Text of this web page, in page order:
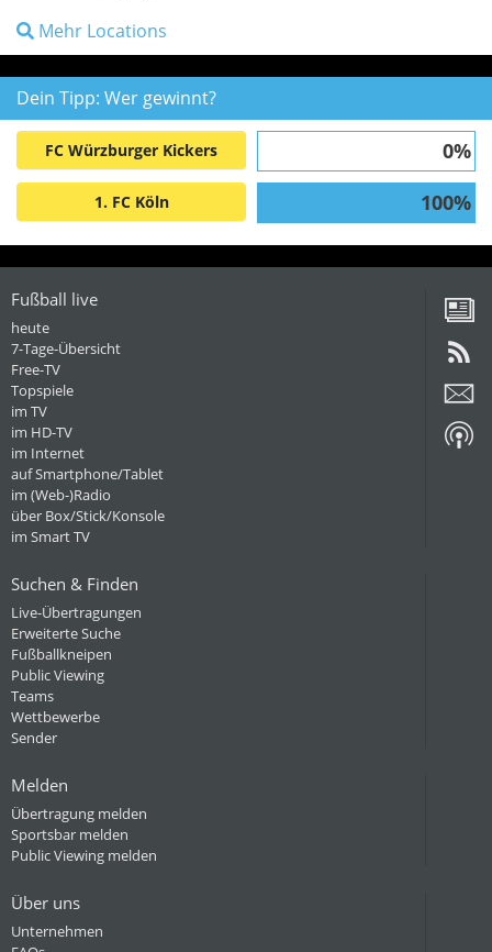
Mehr Locations
Dein Tipp: Wer gewinnt?
FC Würzburger Kickers 0%
1. FC Köln 100%
Fußball live
heute
7-Tage-Übersicht
Free-TV
Topspiele
im TV
im HD-TV
im Internet
auf Smartphone/Tablet
im (Web-)Radio
über Box/Stick/Konsole
im Smart TV
Suchen & Finden
Live-Übertragungen
Erweiterte Suche
Fußballkneipen
Public Viewing
Teams
Wettbewerbe
Sender
Melden
Übertragung melden
Sportsbar melden
Public Viewing melden
Über uns
Unternehmen